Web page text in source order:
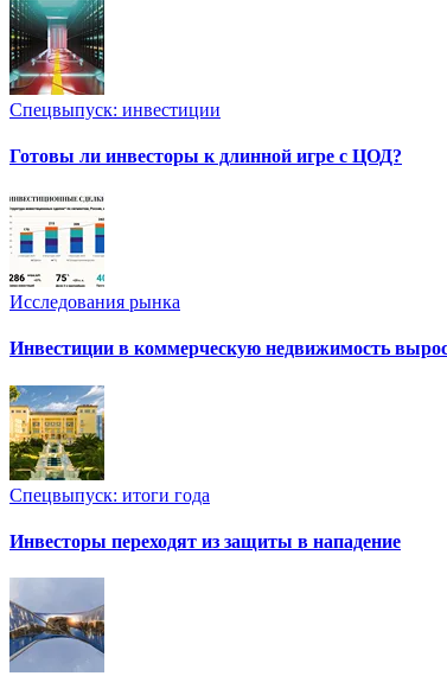
Спецвыпуск: инвестиции
Готовы ли инвесторы к длинной игре с ЦОД?
Исследования рынка
Инвестиции в коммерческую недвижимость
Спецвыпуск: итоги года
Инвесторы переходят из защиты в нападение